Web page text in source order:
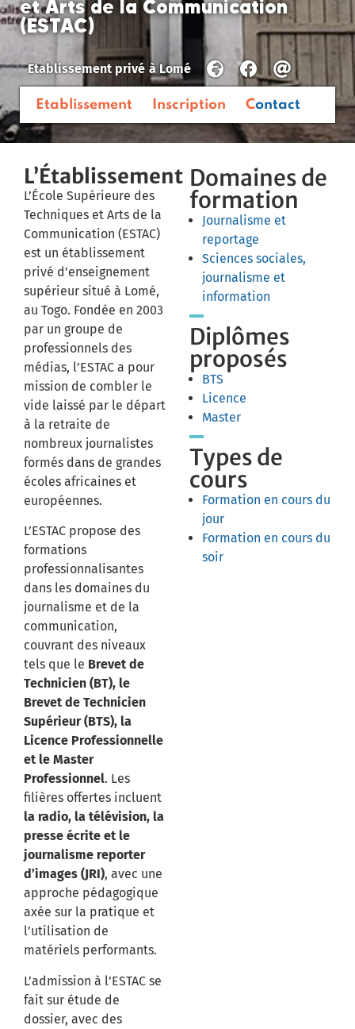
et Arts de la Communication
(ESTAC)
Etablissement privé àLomé
Etablissement Inscription Contact
L’Établissement
L’École Supérieure des
Techniques et Arts de la
Communication (ESTAC)
est un établissement
privé d’enseignement
supérieur situé à Lomé,
au Togo. Fondée en 2003
par un groupe de
professionnels des
médias, l’ESTAC a pour
mission de combler le
vide laissé par le départ
à la retraite de
nombreux journalistes
formés dans de grandes
écoles africaines et
européennes.
L’ESTAC propose des
formations
professionnalisantes
dans les domaines du
journalisme et de la
communication,
couvrant des niveaux
tels que le Brevet de
Technicien (BT), le
Brevet de Technicien
Supérieur (BTS), la
Licence Professionnelle
et le Master
Professionnel. Les
filières offertes incluent
la radio, la télévision, la
presse écrite et le
journalisme reporter
d’images (JRI), avec une
approche pédagogique
axée sur la pratique et
l’utilisation de
matériels performants.
L’admission à l’ESTAC se
fait sur étude de
dossier, avec des
Domaines de
formation
Journalisme et
reportage
Sciences sociales,
journalisme et
information
Diplômes
proposés
BTS
Licence
Master
Types de
cours
Formation en cours du
jour
Formation en cours du
soir